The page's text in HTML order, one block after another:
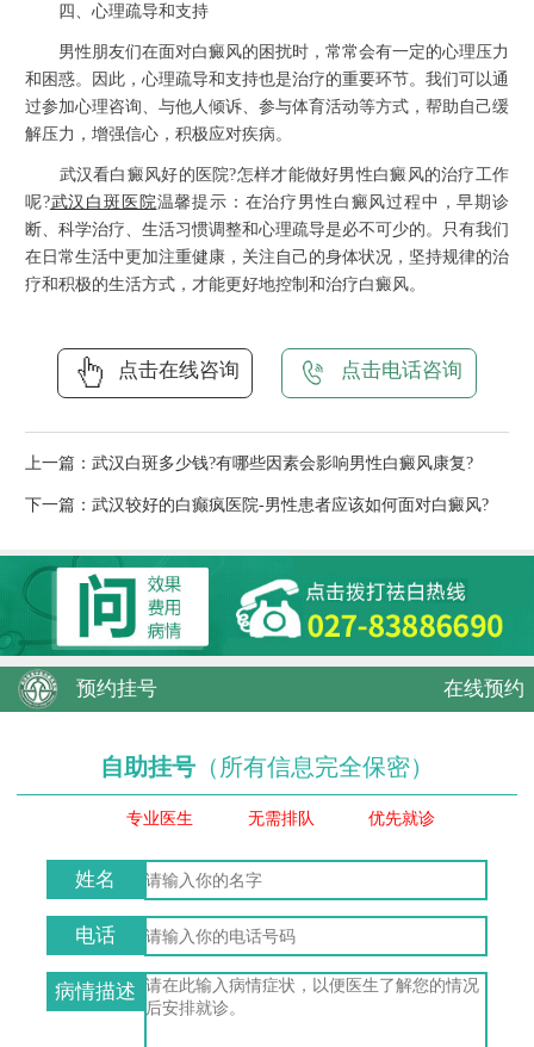
四、心理疏导和支持
男性朋友们在面对白癜风的困扰时，常常会有一定的心理压力
和困惑。因此，心理疏导和支持也是治疗的重要环节。我们可以通
过参加心理咨询、与他人倾诉、参与体育活动等方式，帮助自己缓
解压力，增强信心，积极应对疾病。
武汉看白癜风好的医院?怎样才能做好男性白癜风的治疗工作
呢?武汉白斑医院温馨提示：在治疗男性白癜风过程中，早期诊
断、科学治疗、生活习惯调整和心理疏导是必不可少的。只有我们
在日常生活中更加注重健康，关注自己的身体状况，坚持规律的治
疗和积极的生活方式，才能更好地控制和治疗白癜风。
点击在线咨询 点击电话咨询
上一篇： 武汉白斑多少钱?有哪些因素会影响男性白癜风康复?
下一篇： 武汉较好的白癫疯医院-男性患者应该如何面对白癜风?
预约挂号 在线预约
自助挂号 （所有信息完全保密）
专业医生 无需排队 优先就诊
姓名
电话
病情描述